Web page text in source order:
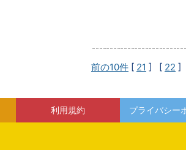
前の10件 [ 21 ] [ 22 ]
利用規約 プライバシー